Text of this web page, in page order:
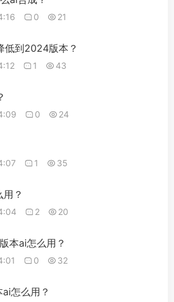
0 21
低到2024版本？
1 43
0 24
1 35
？
2 20
本ai怎么用？
0 32
怎么用？